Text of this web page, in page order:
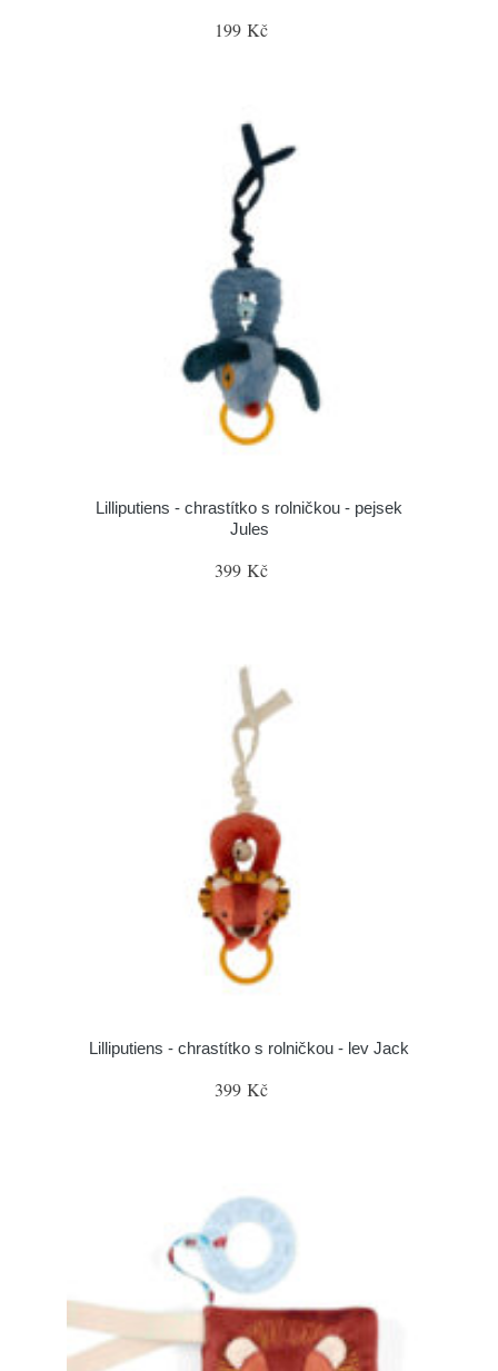
199 Kč
Lilliputiens - chrastítko s rolničkou - pejsek
Jules
399 Kč
Lilliputiens - chrastítko s rolničkou - lev Jack
399 Kč